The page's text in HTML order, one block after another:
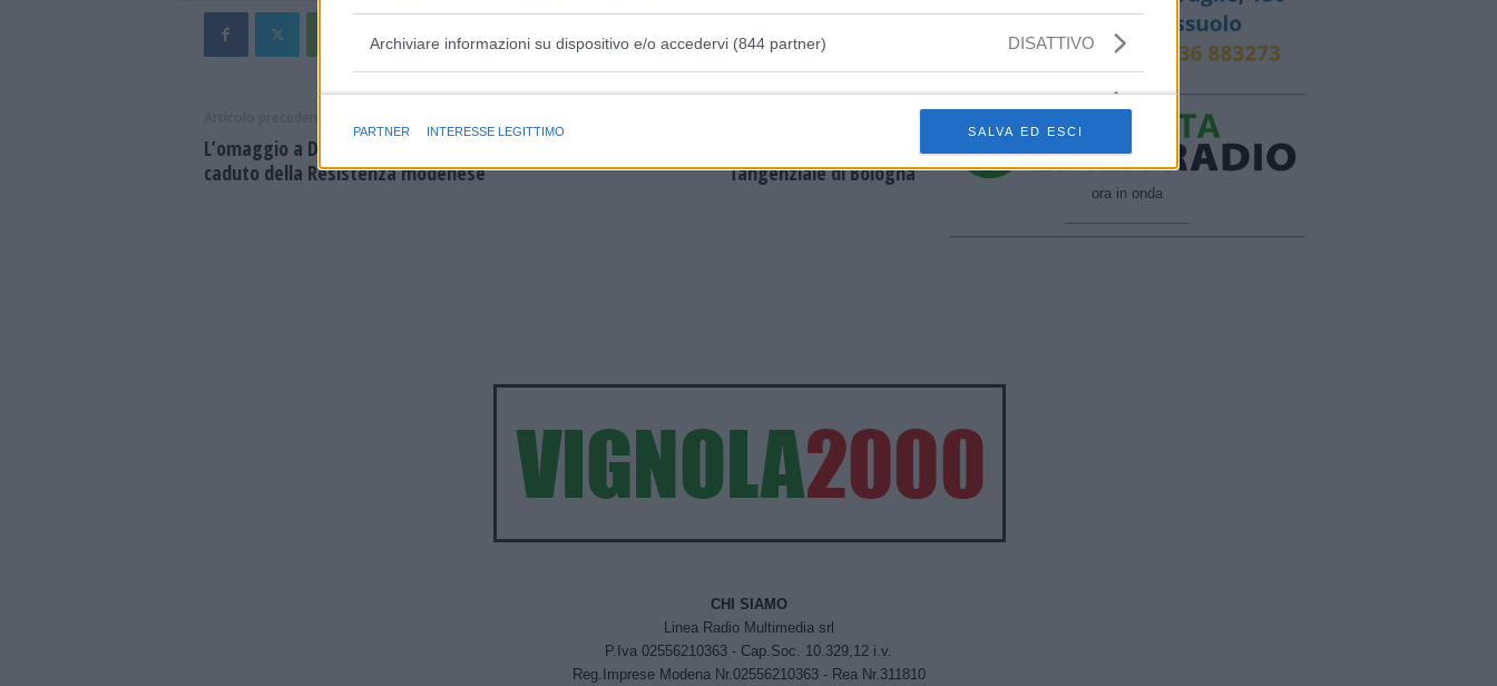
Archiviare informazioni su dispositivo e/o accedervi (844 partner) DISATTIVO
Finalità e caratteristiche speciali
PARTNER INTERESSE LEGITTIMO SALVA ED ESCI
L’omaggio a Demos Malavasi, primo
caduto della Resistenza modenese
Tangenziale di Bologna
ora in onda
CHI SIAMO
Linea Radio Multimedia srl
P.Iva 02556210363 - Cap.Soc. 10.329,12 i.v.
Reg.Imprese Modena Nr.02556210363 - Rea Nr.311810